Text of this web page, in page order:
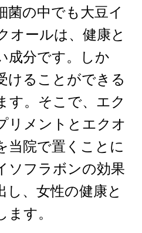
菌の中でも大豆イ
オールは、健康と
成分です。しか
けることができる
す。そこで、エク
リメントとエクオ
当院で置くことに
ソフラボンの効果
し、女性の健康と
す。